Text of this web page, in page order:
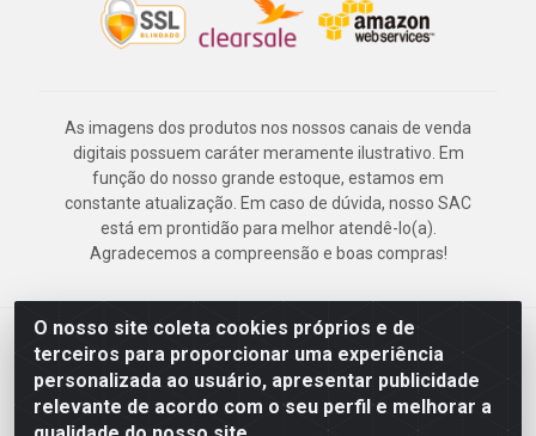
O nosso site coleta cookies próprios e de
terceiros para proporcionar uma experiência
personalizada ao usuário, apresentar publicidade
relevante de acordo com o seu perfil e melhorar a
As imagens dos produtos nos nossos canais de venda
digitais possuem caráter meramente ilustrativo. Em
função do nosso grande estoque, estamos em
constante atualização. Em caso de dúvida, nosso SAC
está em prontidão para melhor atendê-lo(a).
Agradecemos a compreensão e boas compras!
Deskontão Atacado - Av. Marechal Mascarenhas de Morais, 2471 -
Imbiribeira - Recife/PE - CEP 51.150-001 - CNPJ 24.150.377/0003-
57